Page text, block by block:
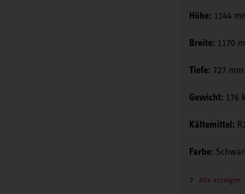
Höhe: 1144
Breite: 1170
Tiefe: 727 mm
Gewicht: 176
Kältemittel:
Farbe:
Alle anzeigen